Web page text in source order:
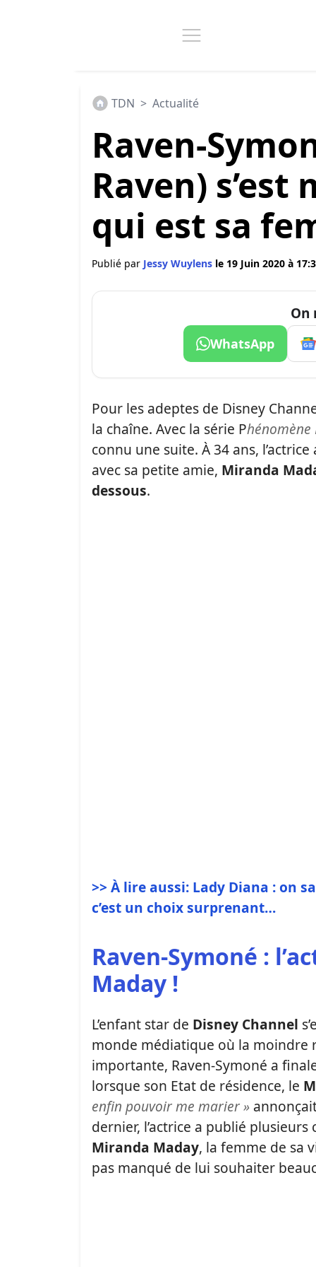
TDN > Actualité
Raven-
Raven)
qui est sa
Publié par Jessy Wuylens le 19 Juin 2020 à
On
WhatsApp
Pour les adeptes de Disney
la chaîne. Avec la série Phénomène
connu une suite. À 34 ans,
avec sa petite amie, Miranda
dessous.
>> À lire aussi: Lady Diana : on
c’est un choix surprenant…
Raven-Symoné :
Maday !
L’enfant star de Disney Channel
monde médiatique où la
importante, Raven-Symoné a
lorsque son Etat de résidence, le
enfin pouvoir me marier »
dernier, l’actrice a publié plusieurs
Miranda Maday, la femme de sa
pas manqué de lui souhaiter